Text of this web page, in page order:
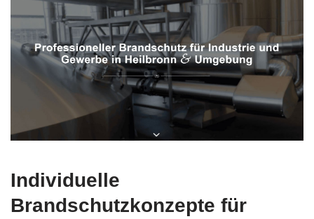
Individuelle
Brandschutzkonzepte für